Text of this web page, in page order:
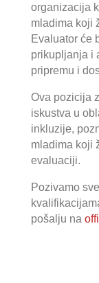
organizacija
mladima koji
Evaluator će
prikupljanja i
pripremu i
Ova pozicija
iskustva u
inkluzije,
mladima koji
evaluaciji.
Pozivamo
pošalju na